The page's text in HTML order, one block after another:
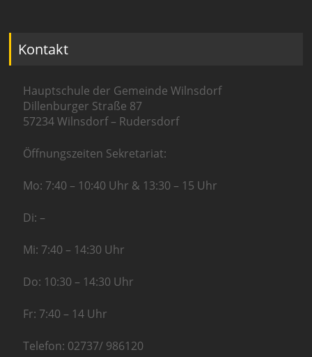
Kontakt
Hauptschule der Gemeinde Wilnsdorf
Dillenburger Straße 87
57234 Wilnsdorf – Rudersdorf
Öffnungszeiten Sekretariat:
Mo: 7:40 – 10:40 Uhr & 13:30 – 15 Uhr
Di: –
Mi: 7:40 – 14:30 Uhr
Do: 10:30 – 14:30 Uhr
Fr: 7:40 – 14 Uhr
Telefon: 02737/ 986120